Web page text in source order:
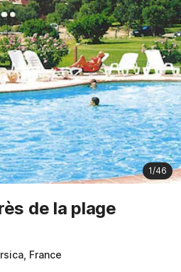
1/46
de la plage
France